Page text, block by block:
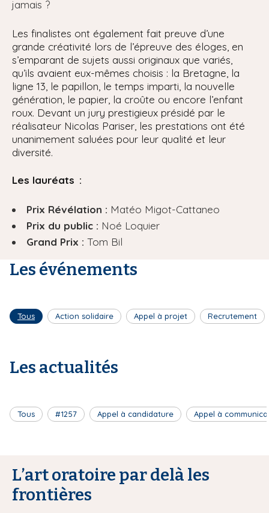
jamais ?
Les finalistes ont également fait preuve d’une
grande créativité lors de l’épreuve des éloges, en
s’emparant de sujets aussi originaux que variés,
qu’ils avaient eux-mêmes choisis : la Bretagne, la
ligne 13, le papillon, le temps imparti, la nouvelle
génération, le papier, la croûte ou encore l’enfant
roux. Devant un jury prestigieux présidé par le
réalisateur Nicolas Pariser, les prestations ont été
unanimement saluées pour leur qualité et leur
diversité.
Les lauréats :
Prix Révélation : Matéo Migot-Cattaneo
Prix du public : Noé Loquier
Grand Prix : Tom Bil
Les événements
Tous Action solidaire Appel à projet Recrutement
Les actualités
Tous #1257 Appel à candidature Appel à
L’art oratoire par delà les
frontières